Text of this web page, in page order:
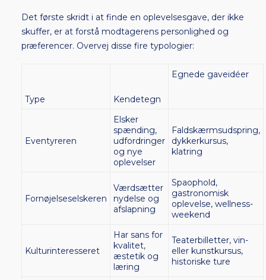
Det første skridt i at finde en oplevelsesgave, der ikke
skuffer, er at forstå modtagerens personlighed og
præferencer. Overvej disse fire typologier:
Type Kendetegn
Egnede gaveidéer
Eventyreren
Elsker
spænding,
udfordringer
og nye
oplevelser
Faldskærmsudspring,
dykkerkursus,
klatring
Fornøjelseselskeren
Værdsætter
nydelse og
afslapning
Spaophold,
gastronomisk
oplevelse, wellness-
weekend
Kulturinteresseret
Har sans for
kvalitet,
æstetik og
læring
Teaterbilletter, vin-
eller kunstkursus,
historiske ture